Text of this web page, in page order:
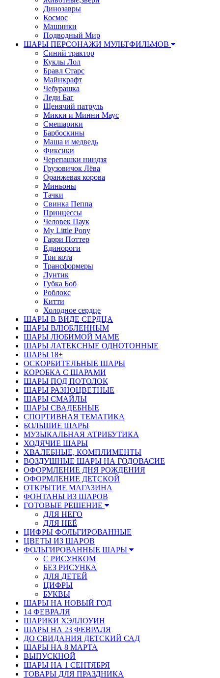
Динозавры
Космос
Машинки
Подводный Мир
ШАРЫ ПЕРСОНАЖИ МУЛЬТФИЛЬМОВ
Синий трактор
Куклы Лол
Бравл Старс
Майнкрафт
Чебурашка
Леди Баг
Щенячий патруль
Микки и Минни Маус
Смешарики
Барбоскины
Маша и медведь
Фиксики
Черепашки ниндзя
Грузовичок Лёва
Оранжевая корова
Миньоны
Тачки
Свинка Пеппа
Принцессы
Человек Паук
My Little Pony
Гарри Поттер
Единороги
Три кота
Трансформеры
Лунтик
Губка Боб
Роблокс
Китти
Холодное сердце
ШАРЫ В ВИДЕ СЕРДЦА
ШАРЫ ВЛЮБЛЕННЫМ
ШАРЫ ЛЮБИМОЙ МАМЕ
ШАРЫ ЛАТЕКСНЫЕ ОДНОТОННЫЕ
ШАРЫ 18+
ОСКОРБИТЕЛЬНЫЕ ШАРЫ
КОРОБКА С ШАРАМИ
ШАРЫ ПОД ПОТОЛОК
ШАРЫ РАЗНОЦВЕТНЫЕ
ШАРЫ СМАЙЛЫ
ШАРЫ СВАДЕБНЫЕ
СПОРТИВНАЯ ТЕМАТИКА
БОЛЬШИЕ ШАРЫ
МУЗЫКАЛЬНАЯ АТРИБУТИКА
ХОДЯЧИЕ ШАРЫ
ХВАЛЕБНЫЕ, КОМПЛИМЕНТЫ
ВОЗДУШНЫЕ ШАРЫ НА ГОДОВАСИЕ
ОФОРМЛЕНИЕ ДНЯ РОЖДЕНИЯ
ОФОРМЛЕНИЕ ДЕТСКОЙ
ОТКРЫТИЕ МАГАЗИНА
ФОНТАНЫ ИЗ ШАРОВ
ГОТОВЫЕ РЕШЕНИЕ
ДЛЯ НЕГО
ДЛЯ НЕЁ
ЦИФРЫ ФОЛЬГИРОВАННЫЕ
ЦВЕТЫ ИЗ ШАРОВ
ФОЛЬГИРОВАННЫЕ ШАРЫ
С РИСУНКОМ
БЕЗ РИСУНКА
ДЛЯ ДЕТЕЙ
ЦИФРЫ
БУКВЫ
ШАРЫ НА НОВЫЙ ГОД
14 ФЕВРАЛЯ
ШАРИКИ ХЭЛЛОУИН
ШАРЫ НА 23 ФЕВРАЛЯ
ДО СВИДАНИЯ ДЕТСКИЙ САД
ШАРЫ НА 8 МАРТА
ВЫПУСКНОЙ
ШАРЫ НА 1 СЕНТЯБРЯ
ТОВАРЫ ДЛЯ ПРАЗДНИКА